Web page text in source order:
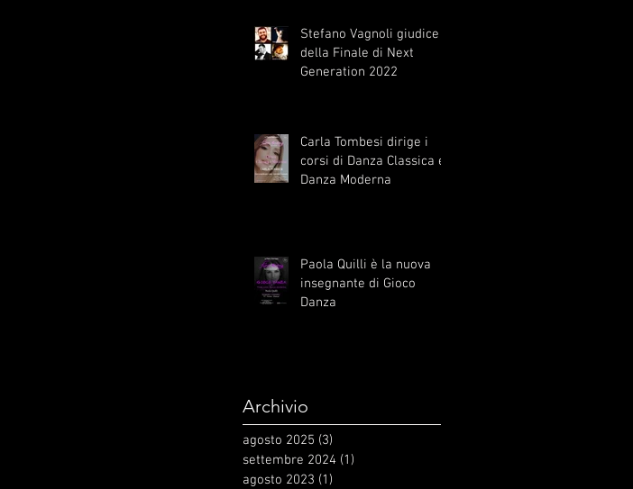
Stefano Vagnoli giudice
della Finale di Next
Generation 2022
Carla Tombesi dirige i
corsi di Danza Classica e
Danza Moderna
Paola Quilli è la nuova
insegnante di Gioco
Danza
Archivio
agosto 2025 (3)
settembre 2024 (1)
agosto 2023 (1)